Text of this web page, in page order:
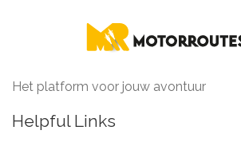
Het platform voor jouw avontuur
Helpful Links